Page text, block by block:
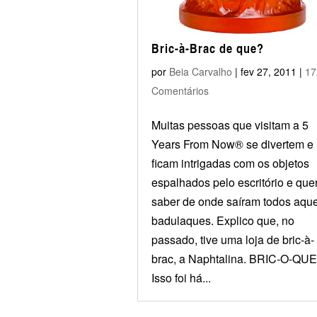
Bric-à-Brac de que?
por Beia Carvalho | fev 27, 2011 |
Comentários
Muitas pessoas que visitam a 5
Years From Now® se divertem e
ficam intrigadas com os objetos
espalhados pelo escritório e
saber de onde saíram todos
badulaques. Explico que, no
passado, tive uma loja de bric-à-
brac, a Naphtalina. BRIC-O-
Isso foi há...